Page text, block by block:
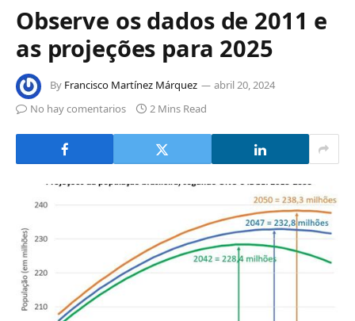
Observe os dados de 2011 e
as projeções para 2025
By Francisco Martínez Márquez
abril 20, 2024
No hay comentarios
2 Mins Read